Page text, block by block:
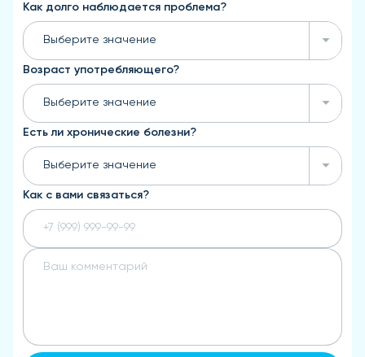
Как долго наблюдается проблема?
Выберите значение
Возраст употребляющего?
Выберите значение
Есть ли хронические болезни?
Выберите значение
Как с вами связаться?